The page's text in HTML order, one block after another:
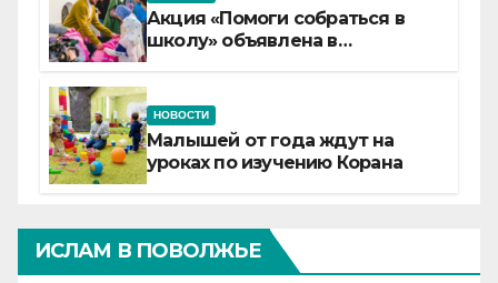
Акция «Помоги собраться в
школу» объявлена в
НОВОСТИ
Малышей от года ждут на
уроках по изучению Корана
ИСЛАМ В ПОВОЛЖЬЕ